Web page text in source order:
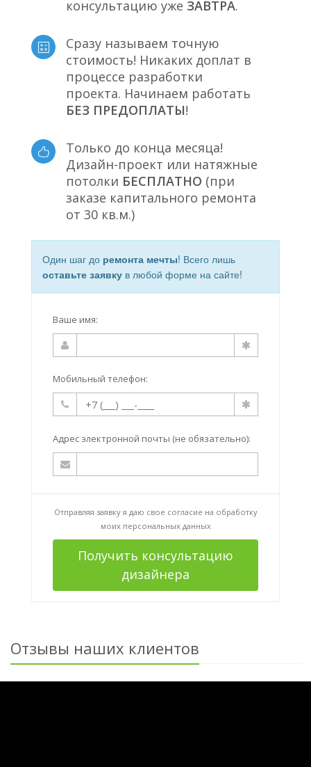
консультацию уже ЗАВТРА.
Сразу называем точную
стоимость! Никаких доплат в
процессе разработки
проекта. Начинаем работать
БЕЗ ПРЕДОПЛАТЫ!
Только до конца месяца!
Дизайн-проект или натяжные
потолки БЕСПЛАТНО (при
заказе капитального ремонта
от 30 кв.м.)
Один шаг до ремонта мечты! Всего лишь
оставьте заявку в любой форме на сайте!
Ваше имя:
Мобильный телефон:
Адрес электронной почты (не обязательно):
Отправляя заявку я даю свое согласие на обработку
моих персональных данных
Получить консультацию
дизайнера
Отзывы наших клиентов